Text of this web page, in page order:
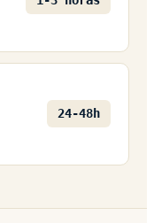
24-48h